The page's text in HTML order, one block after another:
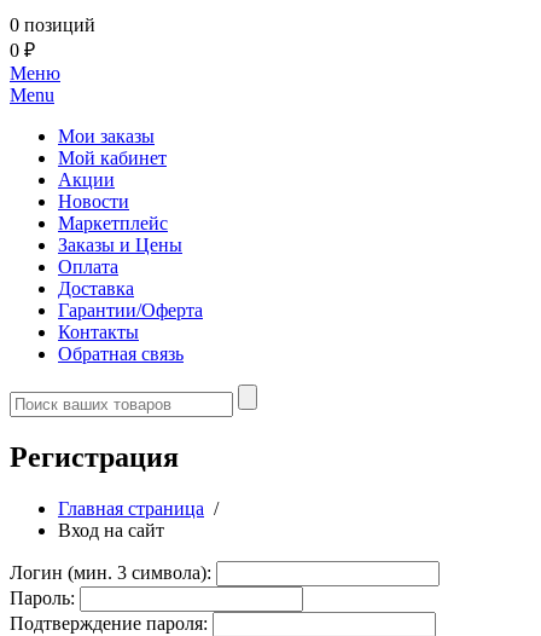
0 позиций
0 ₽
Меню
Menu
Мои заказы
Мой кабинет
Акции
Новости
Маркетплейс
Заказы и Цены
Оплата
Доставка
Гарантии/Оферта
Контакты
Обратная связь
Регистрация
Главная страница /
Вход на сайт
Логин (мин. 3 символа):
Пароль:
Подтверждение пароля: